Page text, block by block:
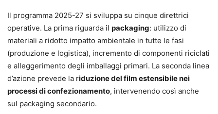
Il programma 2025-27 si sviluppa su cinque direttrici
operative. La prima riguarda il packaging: utilizzo di
materiali a ridotto impatto ambientale in tutte le fasi
(produzione e logistica), incremento di componenti riciclati
e alleggerimento degli imballaggi primari. La seconda linea
d’azione prevede la riduzione del film estensibile nei
processi di confezionamento, intervenendo così anche
sul packaging secondario.